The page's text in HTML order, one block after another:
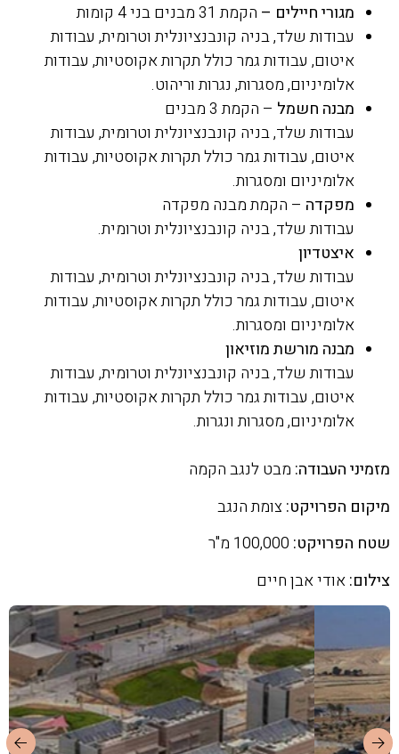
מגורי חיילים – הקמת 31 מבנים בני 4 קומות
עבודות שלד, בניה קונבנציונלית וטרומית, עבודות
איטום, עבודות גמר כולל תקרות אקוסטיות, עבודות
אלומיניום, מסגרות, נגרות וריהוט.
מבנה חשמל – הקמת 3 מבנים
עבודות שלד, בניה קונבנציונלית וטרומית, עבודות
איטום, עבודות גמר כולל תקרות אקוסטיות, עבודות
אלומיניום ומסגרות.
מפקדה – הקמת מבנה מפקדה
עבודות שלד, בניה קונבנציונלית וטרומית.
איצטדיון
עבודות שלד, בניה קונבנציונלית וטרומית, עבודות
איטום, עבודות גמר כולל תקרות אקוסטיות, עבודות
אלומיניום ומסגרות.
מבנה מורשת מוזיאון
עבודות שלד, בניה קונבנציונלית וטרומית, עבודות
איטום, עבודות גמר כולל תקרות אקוסטיות, עבודות
אלומיניום, מסגרות ונגרות.
מזמיני העבודה: מבט לנגב הקמה
מיקום הפרויקט:צומת הנגב
שטח הפרויקט:
צילום:אודי אבן חיים